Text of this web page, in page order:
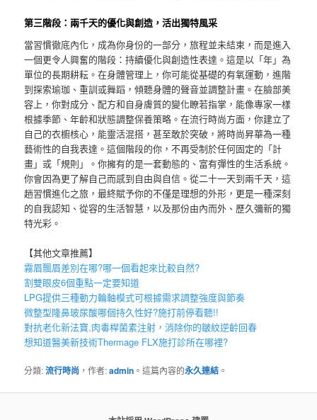
第三階段：兩千天的優化與創造，活出獨特風采
當習慣徹底內化，成為你身份的一部分，旅程並未結束，而是進入
一個更令人興奮的階段：持續優化與創造性表達。這是以「年」為
單位的長期耕耘。在身體管理上，你可能從基礎的有氧運動，進階
到探索瑜珈、重訓或舞蹈，傾聽身體的聲音並調整計畫。在臉部美
容上，你對成分、配方和自身膚質的變化瞭若指掌，能像專家一樣
根據季節、年齡和狀態調整保養策略。在流行時尚方面，你建立了
自己的衣櫥核心，能靈活混搭，甚至敢於突破，將時尚昇華為一種
藝術性的自我表達。這個階段的你，不再受制於任何固定的「計
畫」或「規則」。你擁有的是一套動態的、富有彈性的生活系統。
你會因為更了解自己而感到自由與自信。從二十一天到兩千天，這
趟習慣進化之旅，最終賦予你的不僅是理想的外形，更是一種深刻
的自我認知、從容的生活智慧，以及那份由內而外、歷久彌新的獨
特光彩。
【其他文章推薦】
霧眉飄眉差別在哪?哪一個看起來比較自然?
割雙眼皮6個重點一定要知道
LPG提供三種動力輪軸模式可根據需求調整強度與節奏
微整型隆鼻玻尿酸哪個持久性好?施打前停看聽!!
對抗老化新法寶,肉毒桿菌素注射，消除你的皺紋逆齡回春
想知道醫美新技術Thermage FLX施打診所在哪裡?
分類:流行時尚 ，作者:admin 。這篇內容的永久連結 。